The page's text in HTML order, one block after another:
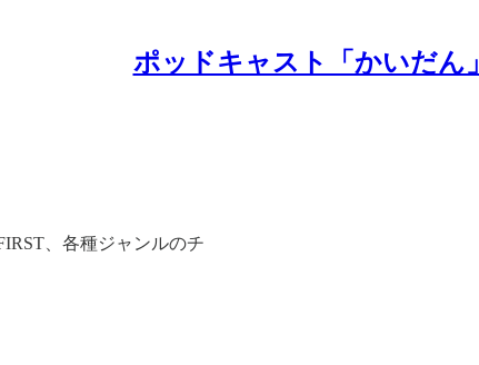
ポッドキャスト「かいだん」
、各種ジャンルのチ